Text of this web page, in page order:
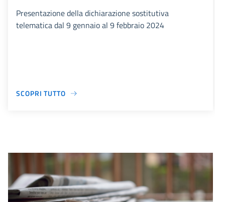
Presentazione della dichiarazione sostitutiva
telematica dal 9 gennaio al 9 febbraio 2024
SCOPRI TUTTO